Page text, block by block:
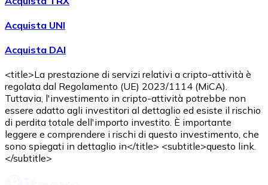
AcquistareAvalanche
Acquista UNI
Acquista DAI
<title>La prestazione di servizi relativi a cripto-attività è
regolata dal Regolamento (UE) 2023/1114 (MiCA).
Tuttavia, l'investimento in cripto-attività potrebbe non
essere adatto agli investitori al dettaglio ed esiste il rischio
di perdita totale dell'importo investito. È importante
leggere e comprendere i rischi di questo investimento, che
sono spiegati in dettaglio in</title> <subtitle>questo link.
</subtitle>